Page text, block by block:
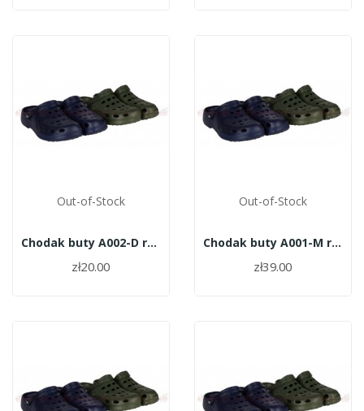
Out-of-Stock
Chodak buty A002-D roz.40
zł20.00
Out-of-Stock
Chodak buty A001-M roz.46
zł39.00